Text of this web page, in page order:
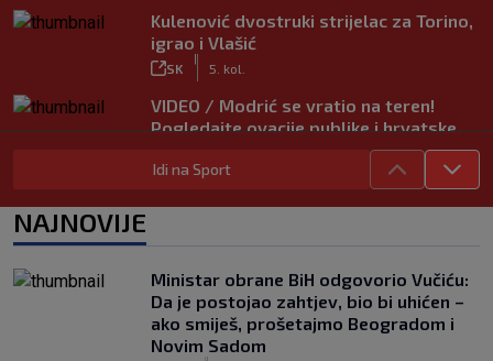
Kulenović dvostruki strijelac za Torino,
igrao i Vlašić
SK 5. kol.
VIDEO / Modrić se vratio na teren!
Pogledajte ovacije publike i hrvatske
SK
|
5. kol.
Tinejdžer iz Zimbabvea srušio bivšeg
SK 5. kol.
Idi na Sport
NAJNOVIJE
Ministar obrane BiH odgovorio Vučiću:
Da je postojao zahtjev, bio bi uhićen –
ako smiješ, prošetajmo Beogradom i
Novim Sadom